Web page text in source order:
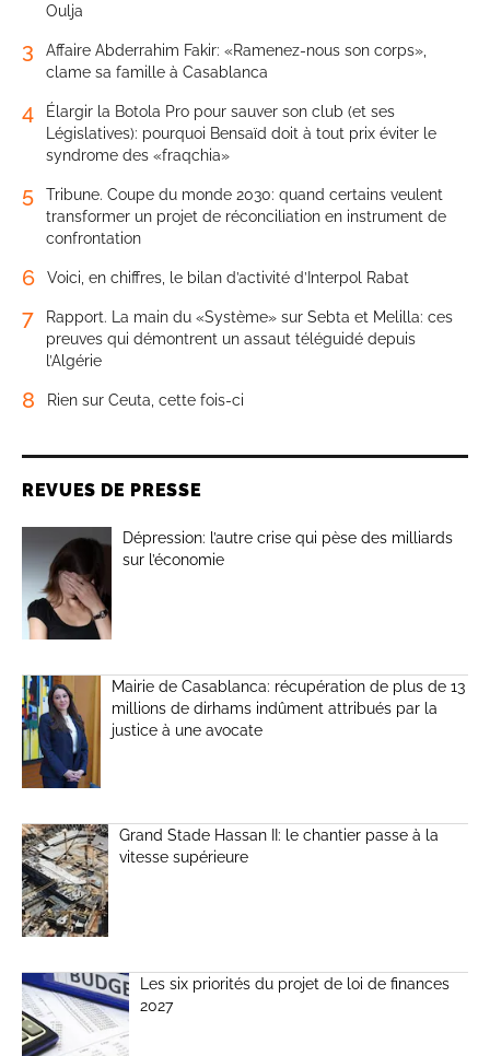
Oulja
3
Affaire Abderrahim Fakir: «Ramenez-nous son corps»,
clame sa famille à Casablanca
4
Élargir la Botola Pro pour sauver son club (et ses
Législatives): pourquoi Bensaïd doit à tout prix éviter le
syndrome des «fraqchia»
5
Tribune. Coupe du monde 2030: quand certains veulent
transformer un projet de réconciliation en instrument de
confrontation
6 Voici, en chiffres, le bilan d’activité d’Interpol Rabat
7
Rapport. La main du «Système» sur Sebta et Melilla: ces
preuves qui démontrent un assaut téléguidé depuis
l’Algérie
8 Rien sur Ceuta, cette fois-ci
REVUES DE PRESSE
Dépression: l’autre crise qui pèse des milliards
sur l’économie
Mairie de Casablanca: récupération de plus de 13
millions de dirhams indûment attribués par la
justice à une avocate
Grand Stade Hassan II: le chantier passe à la
vitesse supérieure
Les six priorités du projet de loi de finances
2027